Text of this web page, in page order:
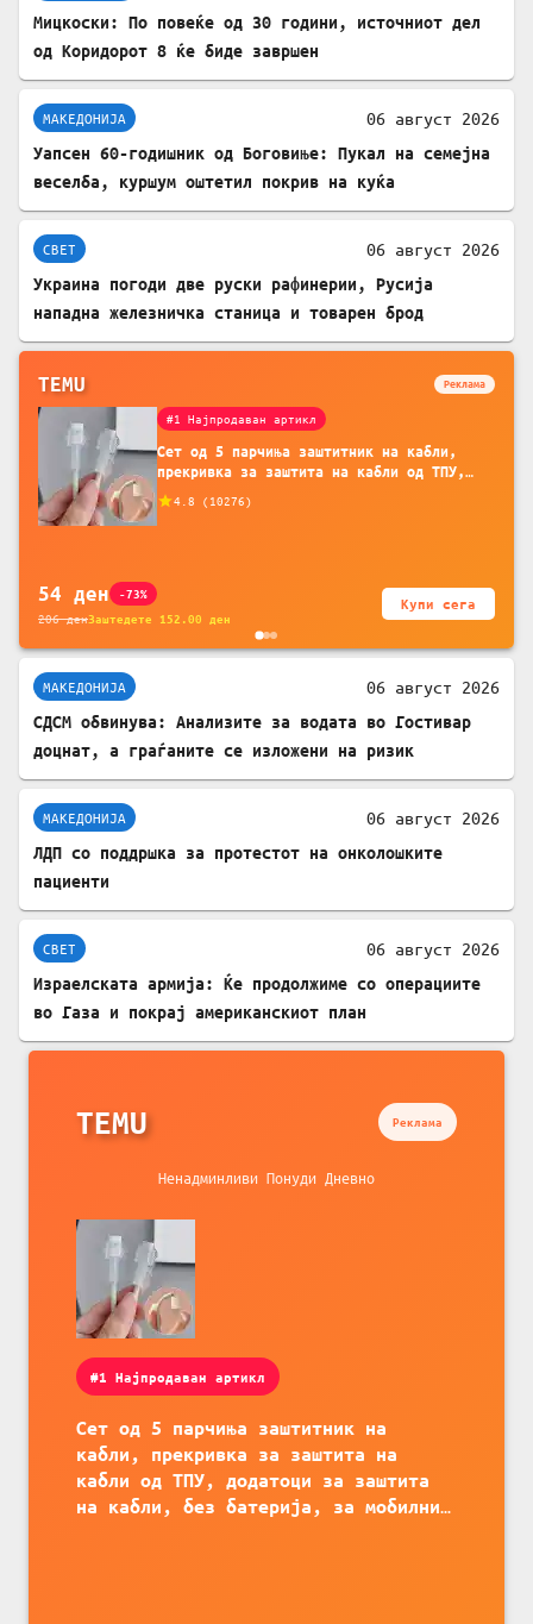
Мицкоски: По повеќе од 30 години, источниот дел
од Коридорот 8 ќе биде завршен
МАКЕДОНИЈА 06 август 2026
Уапсен 60-годишник од Боговиње: Пукал на семејна
веселба, куршум оштетил покрив на куќа
СВЕТ 06 август 2026
Украина погоди две руски рафинерии, Русија
нападна железничка станица и товарен брод
TEMU Реклама
#1 Најпродаван артикл
Сет од 5 парчиња заштитник на кабли,
прекривка за заштита на кабли од ТПУ,
додатоци за заштита на кабли, без
батерија, за мобилни телефони, комплет
4.8 ( 10276)
54 ден -73%
206денЗаштедете 152.00 ден
Купи сега
МАКЕДОНИЈА 06 август 2026
СДСМ обвинува: Анализите за водата во Гостивар
доцнат, а граѓаните се изложени на ризик
МАКЕДОНИЈА 06 август 2026
ЛДП со поддршка за протестот на онколошките
пациенти
СВЕТ 06 август 2026
Израелската армија: Ќе продолжиме со операциите
во Газа и покрај американскиот план
TEMU Реклама
Ненадминливи Понуди Дневно
#1 Најпродаван артикл
Сет од 5 парчиња заштитник на
кабли, прекривка за заштита на
кабли од ТПУ, додатоци за заштита
на кабли, без батерија, за мобилни